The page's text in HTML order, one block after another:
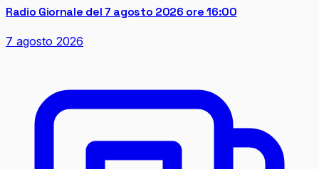
Radio Giornale del 7 agosto 2026 ore 16:00
7 agosto 2026